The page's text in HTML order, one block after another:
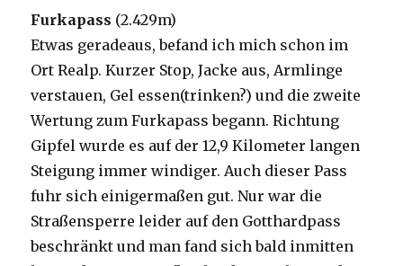
Furkapass (2.429m)
Etwas geradeaus, befand ich mich schon im
Ort Realp. Kurzer Stop, Jacke aus, Armlinge
verstauen, Gel essen(trinken?) und die zweite
Wertung zum Furkapass begann. Richtung
Gipfel wurde es auf der 12,9 Kilometer langen
Steigung immer windiger. Auch dieser Pass
fuhr sich einigermaßen gut. Nur war die
Straßensperre leider auf den Gotthardpass
beschränkt und man fand sich bald inmitten